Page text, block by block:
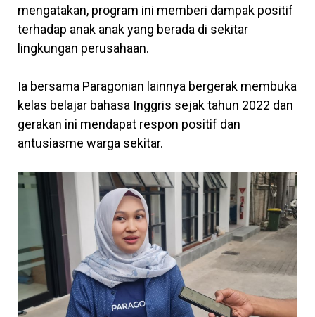
mengatakan, program ini memberi dampak positif
terhadap anak anak yang berada di sekitar
lingkungan perusahaan.
Ia bersama Paragonian lainnya bergerak membuka
kelas belajar bahasa Inggris sejak tahun 2022 dan
gerakan ini mendapat respon positif dan
antusiasme warga sekitar.